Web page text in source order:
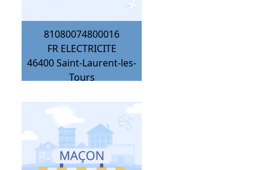
81080074800016
FR ELECTRICITE
46400Saint-Laurent-les-
Tours